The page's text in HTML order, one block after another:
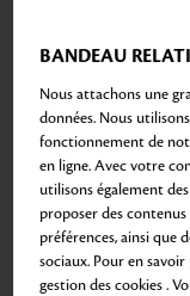
BANDEAU
Nous attachons une
données. Nous
fonctionnement de
en ligne. Avec votre
utilisons également
proposer des
préférences, ainsi que
sociaux. Pour en
gestion des cookies .